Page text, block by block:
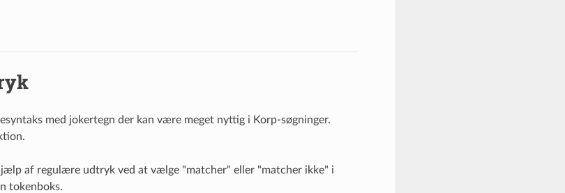
med jokertegn der kan være meget nyttig i Korp-søgninger.
af regulære udtryk ved at vælge "matcher" eller "matcher ikke" i
tokenboks.